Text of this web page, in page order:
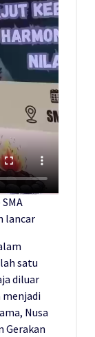
lancar
satu
diluar
menjadi
Nusa
Gerakan